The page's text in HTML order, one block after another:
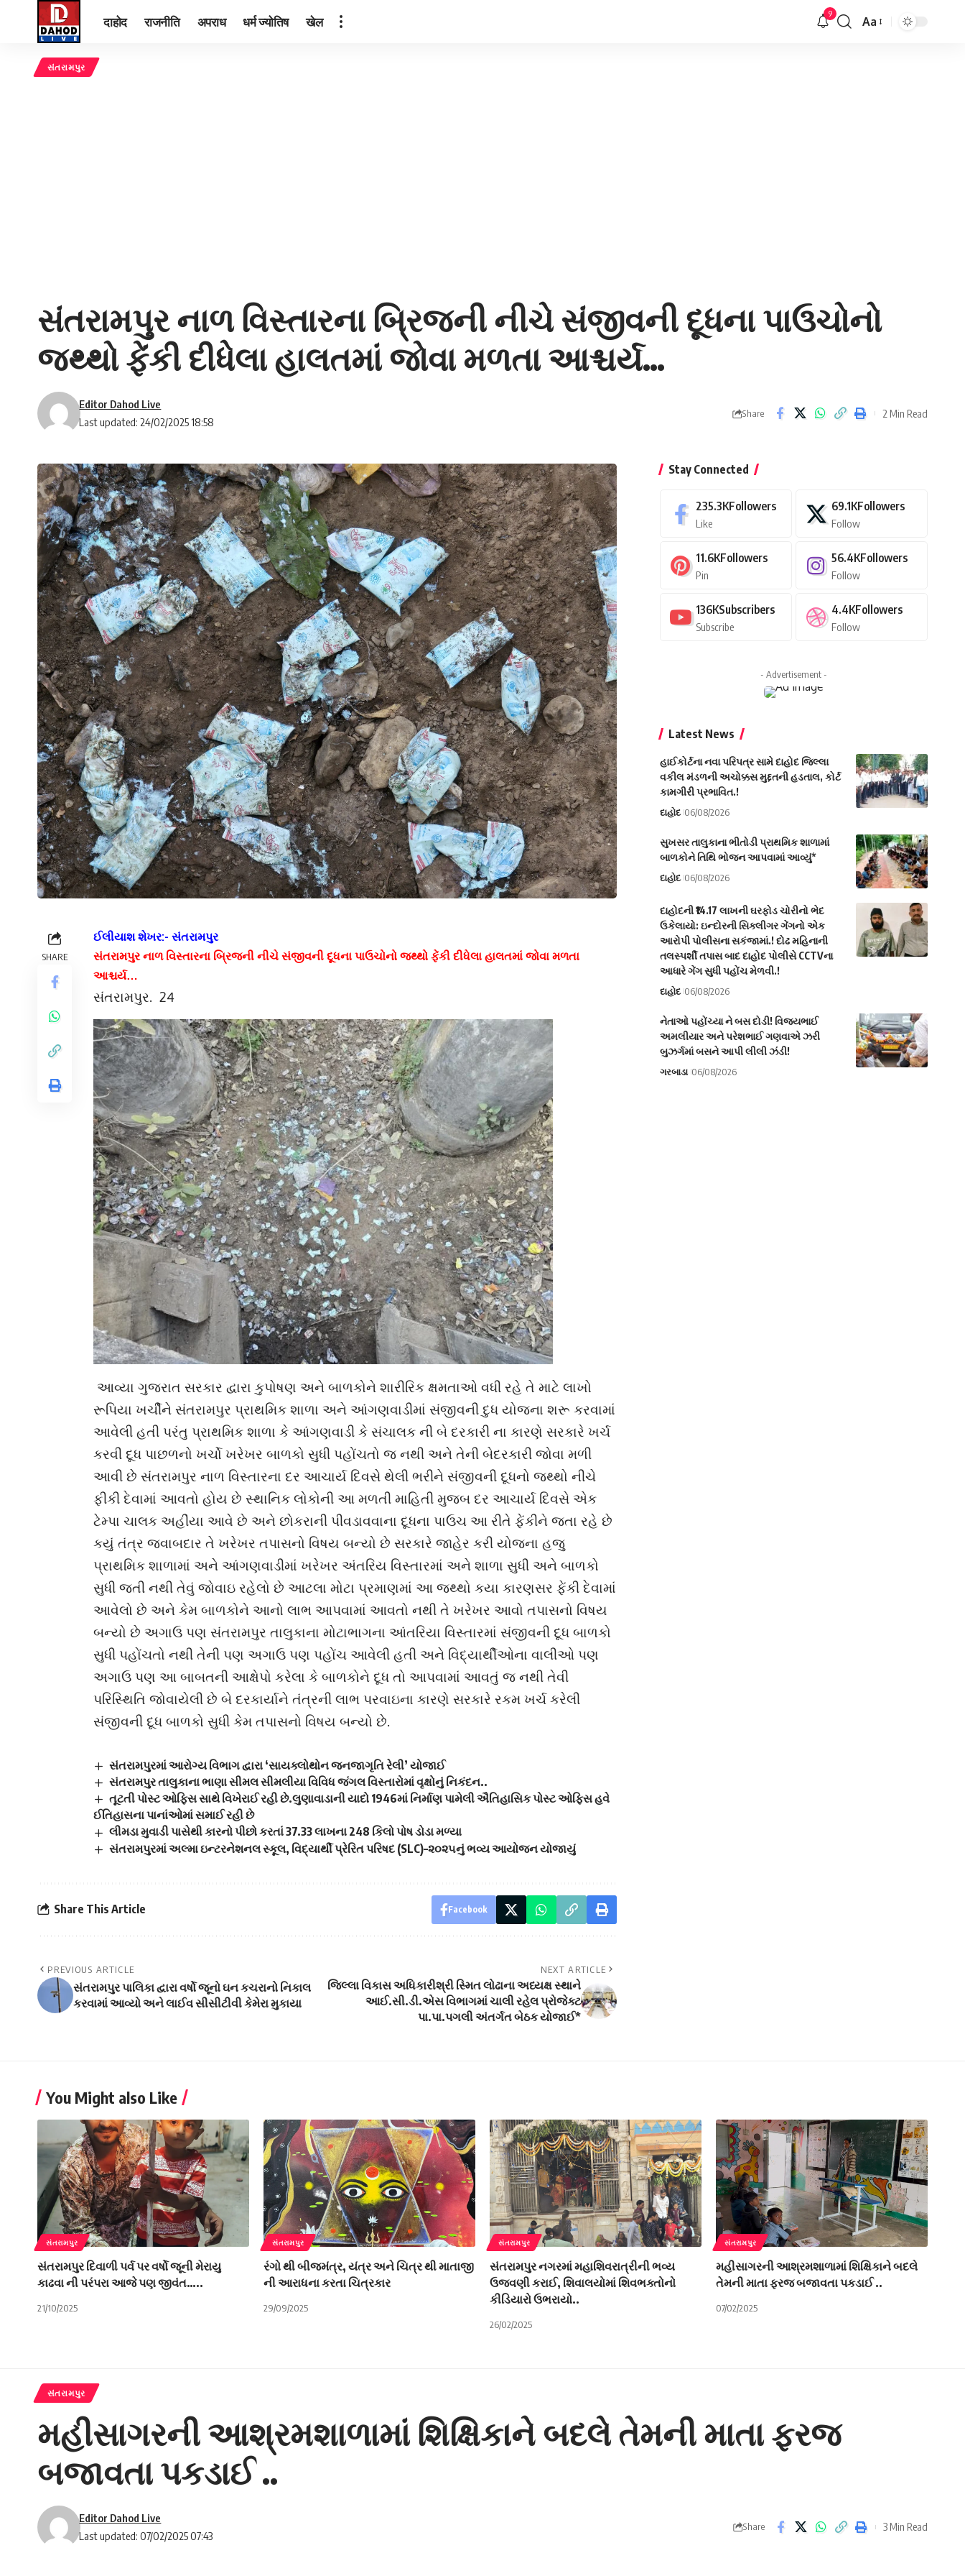
दाहोद राजनीति अपराध धर्म ज्योतिष खेल 9
Font
Aa
સંતરામપુર
સંતરામપુર નાળ વિસ્તારના બ્રિજની નીચે સંજીવની દૂધના પાઉચોનો
જથ્થો ફેંકી દીધેલા હાલતમાં જોવા મળતા આશ્ચર્ય…
Last updated: 24/02/2025 18:58
Editor Dahod Live
Share 2 Min Read
SHARE
ઈલીયાશ શેખર:- સંતરામપુર
સંતરામપુર નાળ વિસ્તારના બ્રિજની નીચે સંજીવની દૂધના પાઉચોનો જથ્થો ફેંકી દીધેલા હાલતમાં જોવા મળતા
આશ્ચર્ય…
સંતરામપુર. 24
આવ્યા ગુજરાત સરકાર દ્વારા કુપોષણ અને બાળકોને શારીરિક ક્ષમતાઓ વધી રહે તે માટે લાખો
રૂપિયા ખર્ચીને સંતરામપુર પ્રાથમિક શાળા અને આંગણવાડીમાં સંજીવની દુધ યોજના શરૂ કરવામાં
આવેલી હતી પરંતુ પ્રાથમિક શાળા કે આંગણવાડી કે સંચાલક ની બે દરકારી ના કારણે સરકારે ખર્ચ
કરવી દૂધ પાછળનો ખર્ચો ખરેખર બાળકો સુધી પહોંચતો જ નથી અને તેની બેદરકારી જોવા મળી
આવી છે સંતરામપુર નાળ વિસ્તારના દર આચાર્ય દિવસે થેલી ભરીને સંજીવની દૂધનો જથ્થો નીચે
ફીકી દેવામાં આવતો હોય છે સ્થાનિક લોકોની આ મળતી માહિતી મુજબ દર આચાર્ય દિવસે એક
ટેમ્પા ચાલક અહીંયા આવે છે અને છોકરાની પીવડાવવાના દૂધના પાઉચ આ રીતે ફેંકીને જતા રહે છે
કયું તંત્ર જવાબદાર તે ખરેખર તપાસનો વિષય બન્યો છે સરકારે જાહેર કરી યોજના હજુ
પ્રાથમિક શાળામાં અને આંગણવાડીમાં ખરેખર અંતરિય વિસ્તારમાં અને શાળા સુધી અને બાળકો
સુધી જતી નથી તેવું જોવાઇ રહેલો છે આટલા મોટા પ્રમાણમાં આ જથ્થો કયા કારણસર ફેંકી દેવામાં
આવેલો છે અને કેમ બાળકોને આનો લાભ આપવામાં આવતો નથી તે ખરેખર આવો તપાસનો વિષય
બન્યો છે અગાઉ પણ સંતરામપુર તાલુકાના મોટાભાગના આંતરિયા વિસ્તારમાં સંજીવની દૂધ બાળકો
સુધી પહોંચતો નથી તેની પણ અગાઉ પણ પહોંચ આવેલી હતી અને વિદ્યાર્થીઓના વાલીઓ પણ
અગાઉ પણ આ બાબતની આક્ષેપો કરેલા કે બાળકોને દૂધ તો આપવામાં આવતું જ નથી તેવી
પરિસ્થિતિ જોવાયેલી છે બે દરકાર્યાને તંત્રની લાભ પરવાઇના કારણે સરકારે રકમ ખર્ચ કરેલી
સંજીવની દૂધ બાળકો સુધી કેમ તપાસનો વિષય બન્યો છે.
સંતરામપુરમાં આરોગ્ય વિભાગ દ્વારા ‘સાયક્લોથોન જનજાગૃતિ રેલી’ યોજાઈ
સંતરામપુર તાલુકાના ભાણા સીમલ સીમલીયા વિવિધ જંગલ વિસ્તારોમાં વૃક્ષોનું નિકંદન..
તૂટતી પોસ્ટ ઓફિસ સાથે વિખેરાઈ રહી છે.લુણાવાડાની યાદો 1946માં નિર્માણ પામેલી ઐતિહાસિક પોસ્ટ ઓફિસ હવે
ઈતિહાસના પાનાંઓમાં સમાઈ રહી છે
લીમડા મુવાડી પાસેથી કારનો પીછો કરતાં 37.33 લાખના 248 કિલો પોષ ડોડા મળ્યા
સંતરામપુરમાં અલ્મા ઇન્ટરનેશનલ સ્કૂલ, વિદ્યાર્થી પ્રેરિત પરિષદ (SLC)–૨૦૨૫નું ભવ્ય આયોજન યોજાયું
Share This Article Facebook
PREVIOUS ARTICLE
સંતરામપુર પાલિકા દ્વારા વર્ષો જૂનો ઘન કચરાનો નિકાલ
કરવામાં આવ્યો અને લાઈવ સીસીટીવી કેમેરા મુકાયા
NEXT ARTICLE
જિલ્લા વિકાસ અધિકારીશ્રી સ્મિત લોઢાના અધ્યક્ષ સ્થાને
આઈ.સી.ડી.એસ વિભાગમાં ચાલી રહેલ પ્રોજેક્ટ
પા.પા.પગલી અંતર્ગત બેઠક યોજાઈ*
Stay Connected
235.3KFollowers
Like
69.1KFollowers
Follow
11.6KFollowers
Pin
56.4KFollowers
Follow
136KSubscribers
Subscribe
4.4KFollowers
Follow
- Advertisement -
Latest News
હાઈકોર્ટના નવા પરિપત્ર સામે દાહોદ જિલ્લા
વકીલ મંડળની અચોક્કસ મુદ્દતની હડતાલ, કોર્ટ
કામગીરી પ્રભાવિત.!
દાહોદ 06/08/2026
સુખસર તાલુકાના ભીતોડી પ્રાથમિક શાળામાં
બાળકોને તિથિ ભોજન આપવામાં આવ્યું*
દાહોદ 06/08/2026
દાહોદની ₹14.17 લાખની ઘરફોડ ચોરીનો ભેદ
ઉકેલાયો: ઇન્દોરની સિક્લીગર ગેંગનો એક
આરોપી પોલીસના સકંજામાં.! દોઢ મહિનાની
તલસ્પર્શી તપાસ બાદ દાહોદ પોલીસે CCTVના
આધારે ગેંગ સુધી પહોંચ મેળવી.!
દાહોદ 06/08/2026
નેતાઓ પહોંચ્યા ને બસ દોડી! વિજયભાઈ
અમલીયાર અને પરેશભાઈ ગણવાએ ઝરી
બુઝર્ગમાં બસને આપી લીલી ઝંડી!
ગરબાડા 06/08/2026
You Might also Like
સંતરામપુર
સંતરામપુર દિવાળી પર્વ પર વર્ષો જૂની મેરાયુ
કાઢવા ની પરંપરા આજે પણ જીવંત…..
21/10/2025
સંતરામપુર
રંગો થી બીજમંત્ર, યંત્ર અને ચિત્ર થી માતાજી
ની આરાધના કરતા ચિત્રકાર
29/09/2025
સંતરામપુર
સંતરામપુર નગરમાં મહાશિવરાત્રીની ભવ્ય
ઉજવણી કરાઈ, શિવાલયોમાં શિવભક્તોનો
કીડિયારો ઉભરાયો..
26/02/2025
સંતરામપુર
મહીસાગરની આશ્રમશાળામાં શિક્ષિકાને બદલે
તેમની માતા ફરજ બજાવતા પકડાઈ ..
07/02/2025
સંતરામપુર
મહીસાગરની આશ્રમશાળામાં શિક્ષિકાને બદલે તેમની માતા ફરજ
બજાવતા પકડાઈ ..
Last updated: 07/02/2025 07:43
Editor Dahod Live
Share 3 Min Read